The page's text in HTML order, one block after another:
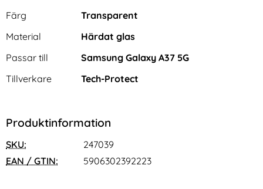
Egenskaper/attribut för denna produkt
Attribut
Färg
Transparent
Material
Härdat glas
Passar till
Samsung Galaxy A37 5G
Tillverkare
Tech-Protect
Produktinformation
SKU:
247039
EAN / GTIN:
5906302392223